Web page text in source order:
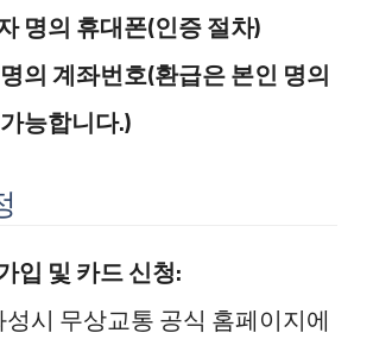
명의 휴대폰(인증 절차)
의 계좌번호(환급은 본인 명의
능합니다.)
입 및 카드 신청:
성시 무상교통 공식 홈페이지에